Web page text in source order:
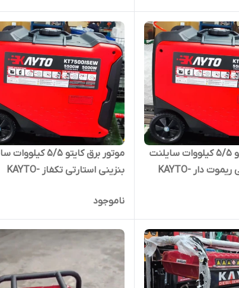
موتور برق کایتو 5/5 کیلووات سایلنت
بنزینی استارتی ریموت دار KAYTO-
موتور برق کایتو 5/5
بنزینی استارتی تکفاز KAYTO-
ناموجود